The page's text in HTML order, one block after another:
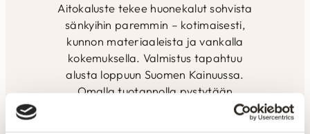
Aitokaluste tekee huonekalut sohvista
sänkyihin paremmin – kotimaisesti,
kunnon materiaaleista ja vankalla
kokemuksella. Valmistus tapahtuu
alusta loppuun Suomen Kainuussa.
Omalla tuotannolla pystytään
seuraamaan laatua ja varmistamaan